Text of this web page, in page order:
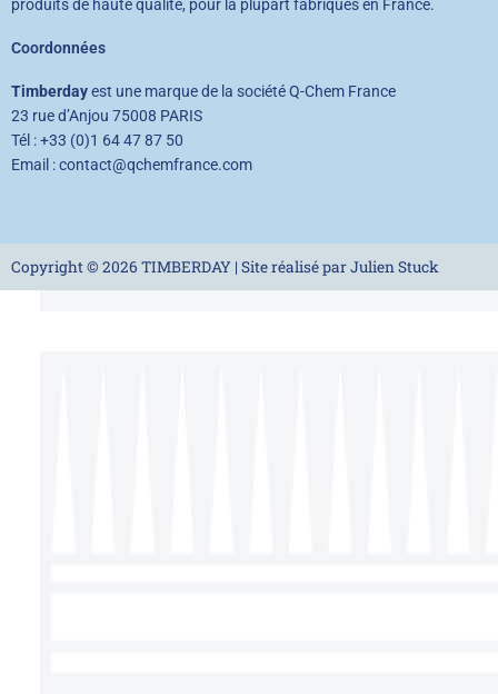
produits de haute qualité, pour la plupart fabriqués en France.
Coordonnées
Timberdayest une marque de la société Q-Chem France
23 rue d’Anjou 75008 PARIS
Tél : +33 (0)1 64 47 87 50
Email : contact@qchemfrance.com
Copyright © 2026 TIMBERDAY | Site réalisé par Julien Stuck